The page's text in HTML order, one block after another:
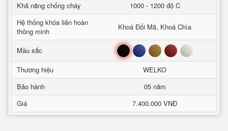
Khả năng chống cháy
1000 - 1200 độ C
Hệ thống khóa liên hoàn
thông minh
Khoá Đổi Mã, Khoá Chìa
Mầu sắc Đen Xanh Nâu Đỏ Trắng
Thương hiệu
WELKO
Bảo hành
05 năm
Giá
7.400.000 VNĐ